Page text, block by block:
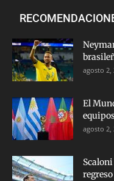
agosto 2,
El
agosto 2,
regreso